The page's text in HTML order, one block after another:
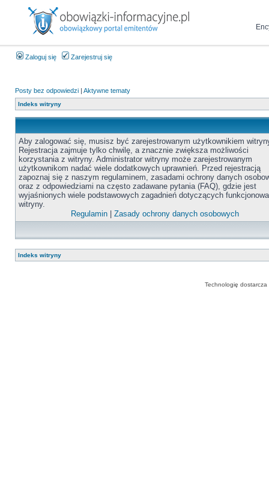
Zaloguj się Zarejestruj się
Posty bez odpowiedzi | Aktywne tematy
Indeks witryny
Aby zalogować się, musisz być zarejestrowanym użytkownikiem
Rejestracja zajmuje tylko chwilę, a znacznie zwiększa możliwości
korzystania z witryny. Administrator witryny może zarejestrowanym
użytkownikom nadać wiele dodatkowych uprawnień. Przed rejestracją
zapoznaj się z naszym regulaminem, zasadami ochrony danych
oraz z odpowiedziami na często zadawane pytania (FAQ), gdzie jest
wyjaśnionych wiele podstawowych zagadnień dotyczących
witryny.
Regulamin| Zasady ochrony danych osobowych
Indeks witryny
Technologię dostarcza